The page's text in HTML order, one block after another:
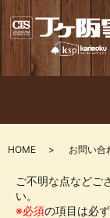
HOME お問い合
ご不明な点などご
い。
※必須の項目は必